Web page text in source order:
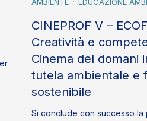
AMBIENTE EDUCAZIONE
CINEPROF V –
Creatività e
Cinema del domani
tutela ambientale e
sostenibile
Si conclude con successo la